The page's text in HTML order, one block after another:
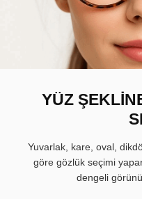
YÜZ
Yuvarlak, kare, oval,
göre gözlük seçimi
dengeli